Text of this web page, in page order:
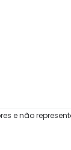
e não